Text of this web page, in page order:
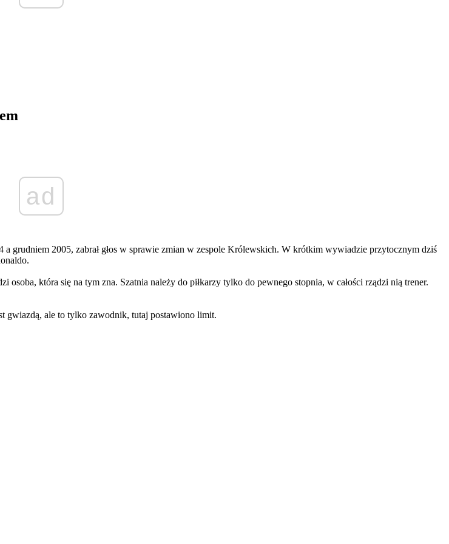
ad
grudniem 2005, zabrał głos w sprawie zmian w zespole Królewskich. W krótkim wywiadzie przytocznym dziś
która się na tym zna. Szatnia należy do piłkarzy tylko do pewnego stopnia, w całości rządzi nią trener.
gwiazdą, ale to tylko zawodnik, tutaj postawiono limit.